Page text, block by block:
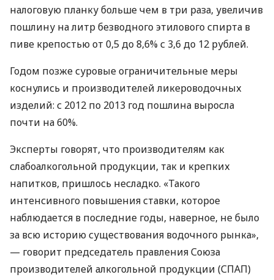
налоговую планку больше чем в три раза, увеличив
пошлину на литр безводного этилового спирта в
пиве крепостью от 0,5 до 8,6% с 3,6 до 12 рублей.
Годом позже суровые ограничительные меры
коснулись и производителей ликероводочных
изделий: с 2012 по 2013 год пошлина выросла
почти на 60%.
Эксперты говорят, что производителям как
слабоалкогольной продукции, так и крепких
напитков, пришлось несладко. «Такого
интенсивного повышения ставки, которое
наблюдается в последние годы, наверное, не было
за всю историю существования водочного рынка»,
— говорит председатель правления Союза
производителей алкогольной продукции (СПАП)